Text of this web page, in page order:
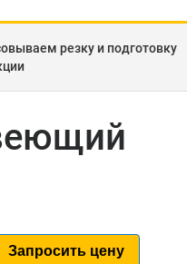
резку и подготовку
Запросить цену